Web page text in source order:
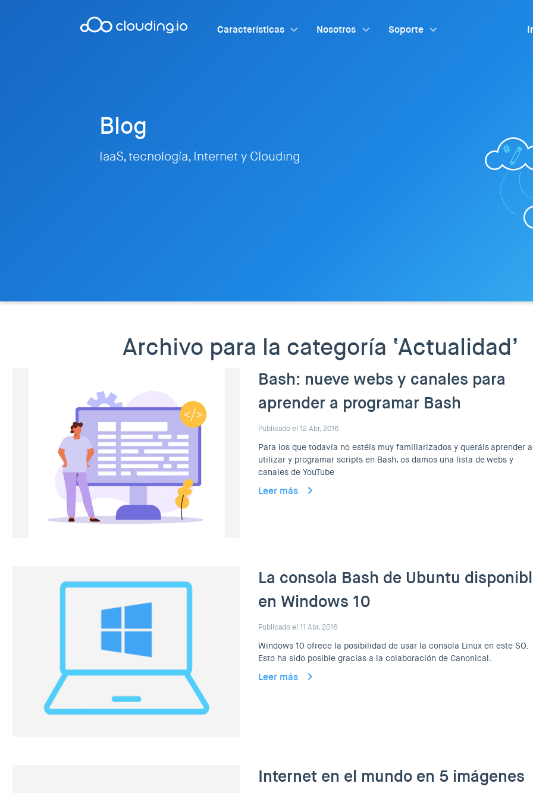
Características Nosotros Soporte
Blog
IaaS, tecnología, Internet y Clouding
Archivo para la categoría ‘Actualidad’
Bash: nueve webs y canales para
aprender a programar Bash
Publicado el 12 Abr, 2016
Para los que todavía no estéis muy familiarizados y queráis aprender a
utilizar y programar scripts en Bash, os damos una lista de webs y
canales de YouTube
Leer más
La consola Bash de Ubuntu
en Windows 10
Publicado el 11 Abr, 2016
Windows 10 ofrece la posibilidad de usar la consola Linux en este SO.
Esto ha sido posible gracias a la colaboración de Canonical.
Leer más
Internet en el mundo en 5 imágenes